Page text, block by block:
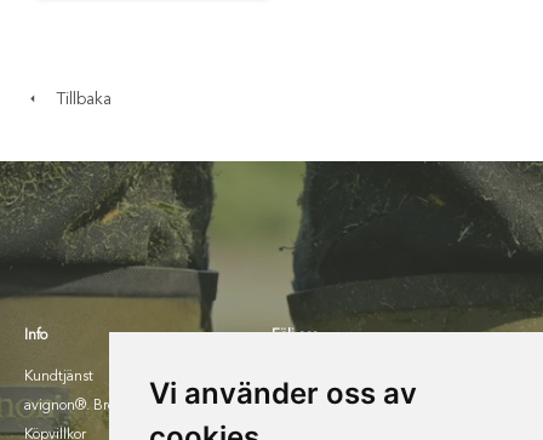
Vi använder oss av
Tillbaka
Info
Kundtjänst
avignon®. Broschyr 2025.
Köpvillkor
Följ oss